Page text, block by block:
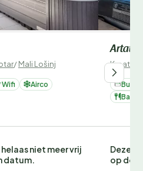
/Mali Lošinj
Wifi
Airco
niet meer vrij
datum.
Kroatië
Deze
op de